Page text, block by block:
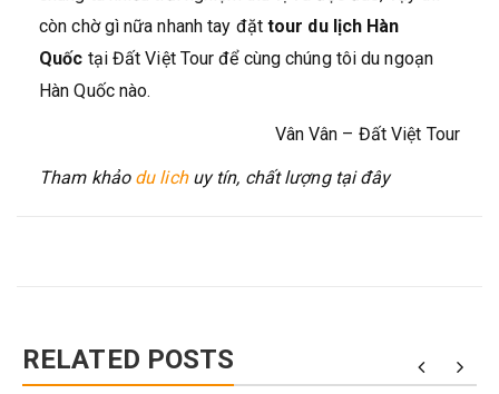
còn chờ gì nữa nhanh tay đặt tour du lịch Hàn
Quốc tại Đất Việt Tour để cùng chúng tôi du ngoạn
Hàn Quốc nào.
Vân Vân – Đất Việt Tour
Tham khảo du lichuy tín, chất lượng tại đây
RELATED POSTS